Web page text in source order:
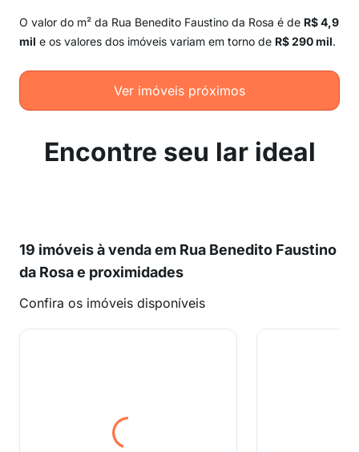
O valor do m² da Rua Benedito Faustino da Rosa é de R$ 4,9
mil e os valores dos imóveis variam em torno de R$ 290 mil.
Ver imóveis próximos
Encontre seu lar ideal
19 imóveis à venda em Rua Benedito Faustino
da Rosa e proximidades
Confira os imóveis disponíveis